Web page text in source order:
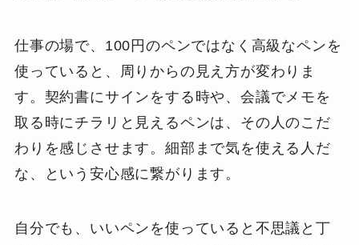
仕事の場で、100円のペンではなく高級なペンを
使っていると、周りからの見え方が変わりま
す。契約書にサインをする時や、会議でメモを
取る時にチラリと見えるペンは、その人のこだ
わりを感じさせます。細部まで気を使える人だ
な、という安心感に繋がります。
自分でも、いいペンを使っていると不思議と丁